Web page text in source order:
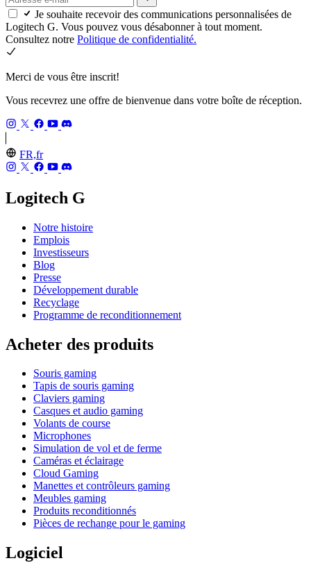
Je souhaite recevoir des communications personnalisées de
Logitech G. Vous pouvez vous désabonner à tout moment.
Consultez notre Politique de confidentialité.
Merci de vous être inscrit!
Vous recevrez une offre de bienvenue dans votre boîte de réception.
FR,fr
Logitech G
Notre histoire
Emplois
Investisseurs
Blog
Presse
Développement durable
Recyclage
Programme de reconditionnement
Acheter des produits
Souris gaming
Tapis de souris gaming
Claviers gaming
Casques et audio gaming
Volants de course
Microphones
Simulation de vol et de ferme
Caméras et éclairage
Cloud Gaming
Manettes et contrôleurs gaming
Meubles gaming
Produits reconditionnés
Pièces de rechange pour le gaming
Logiciel